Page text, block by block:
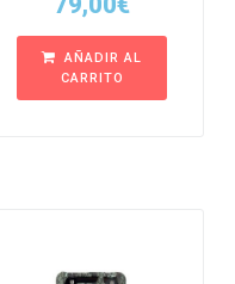
AÑADIR AL
CARRITO